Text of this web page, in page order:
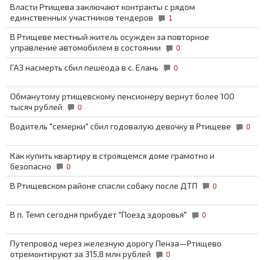
Власти Ртищева заключают контракты с рядом
единственных участников тендеров
1
В Ртищеве местный житель осужден за повторное
управление автомобилем в состоянии
0
ГАЗ насмерть сбил пешеода в с. Елань 0
Обманутому ртищевскому пенсионеру вернут более 100
тысяч рублей
0
Водитель "семерки" сбил годовалую девочку в Ртищеве 0
Как купить квартиру в строящемся доме грамотно и
безопасно
0
В Ртищевском районе спасли собаку после ДТП 0
В п. Темп сегодня прибудет "Поезд здоровья" 0
Путепровод через железную дорогу Пенза—Ртищево
отремонтируют за 315,8 млн рублей
0